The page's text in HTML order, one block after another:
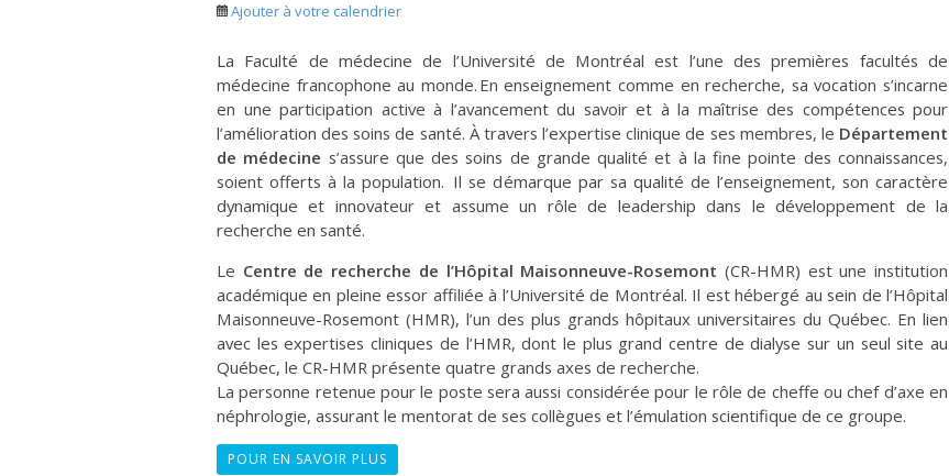
Ajouter à votre calendrier
La Faculté de médecine de l’Université de Montréal est l’une des premières facultés de
médecine francophone au monde. En enseignement comme en recherche, sa vocation s’incarne
en une participation active à l’avancement du savoir et à la maîtrise des compétences pour
l’amélioration des soins de santé. À travers l’expertise clinique de ses membres, le Département
de médecine s’assure que des soins de grande qualité et à la fine pointe des connaissances,
soient offerts à la population. Il se démarque par sa qualité de l’enseignement, son caractère
dynamique et innovateur et assume un rôle de leadership dans le développement de la
recherche en santé.
Le Centre de recherche de l’Hôpital Maisonneuve-Rosemont (CR-HMR) est une institution
académique en pleine essor affiliée à l’Université de Montréal. Il est hébergé au sein de l’Hôpital
Maisonneuve-Rosemont (HMR), l’un des plus grands hôpitaux universitaires du Québec. En lien
avec les expertises cliniques de l’HMR, dont le plus grand centre de dialyse sur un seul site au
Québec, le CR-HMR présente quatre grands axes de recherche.
La personne retenue pour le poste sera aussi considérée pour le rôle de cheffe ou chef d’axe en
néphrologie, assurant le mentorat de ses collègues et l’émulation scientifique de ce groupe.
POUR EN SAVOIR PLUS